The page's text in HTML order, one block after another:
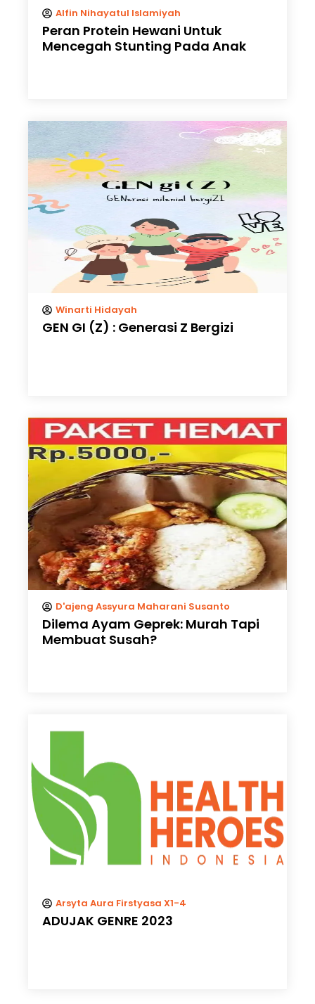
Alfin Nihayatul Islamiyah
Peran Protein Hewani Untuk
Mencegah Stunting Pada Anak
Winarti Hidayah
GEN GI (Z) : Generasi Z Bergizi
D'ajeng Assyura Maharani Susanto
Dilema Ayam Geprek: Murah Tapi
Membuat Susah?
Arsyta Aura Firstyasa X1-4
ADUJAK GENRE 2023